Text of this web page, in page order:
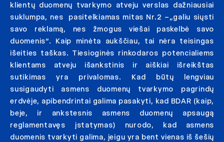
klientų duomenų tvarkymo atveju verslas dažniausiai
suklumpa, nes pasitelkiamas mitas Nr.2 –„galiu siųsti
savo reklamą, nes žmogus viešai paskelbė savo
duomenis“. Kaip minėta aukščiau, tai nėra teisingas
išeities taškas. Tiesioginės rinkodaros potencialiems
klientams atveju išankstinis ir aiškiai išreikštas
sutikimas yra privalomas. Kad būtų lengviau
susigaudyti asmens duomenų tvarkymo pagrindų
erdvėje, apibendrintai galima pasakyti, kad BDAR (kaip,
beje, ir ankstesnis asmens duomenų apsaugą
reglamentavęs įstatymas) nurodo, kad asmens
duomenis tvarkyti galima, jeigu yra bent vienas iš šešių